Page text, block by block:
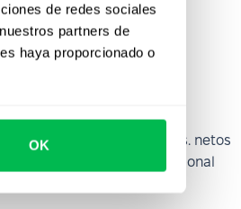
de redes sociales
partners de
haya proporcionado o
OK
Ingresos brutos vs. netos
Inteligencia emocional